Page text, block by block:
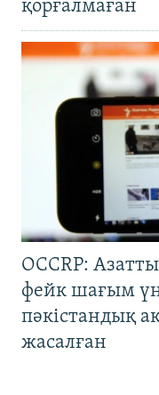
қорғалмаған
OCCRP:
фейк шағым
пәкістандық
жасалған